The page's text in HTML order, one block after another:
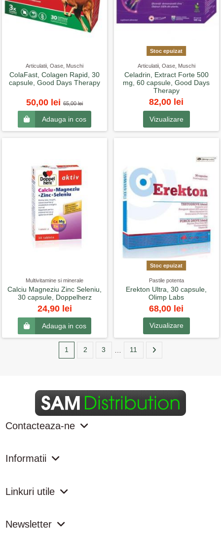
Articulatii, Oase, Muschi
ColaFast, Colagen Rapid, 30
capsule, Good Days Therapy
50,00 lei65,00 lei
Adauga in cos
Stoc epuizat
Articulatii, Oase, Muschi
Celadrin, Extract Forte 500
mg, 60 capsule, Good Days
Therapy
82,00 lei
Vizualizare
Multivitamine si minerale
Calciu Magneziu Zinc Seleniu,
30 capsule, Doppelherz
24,90 lei
Adauga in cos
Stoc epuizat
Pastile potenta
Erekton Ultra, 30 capsule,
Olimp Labs
68,00 lei
Vizualizare
1 2 3 11
Contacteaza-ne
Informatii
Linkuri utile
Newsletter